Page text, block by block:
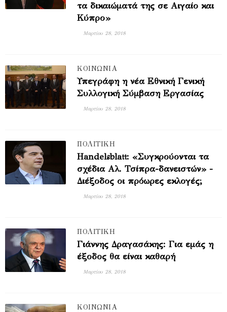
τα δικαιώματά της σε Αιγαίο και
Κύπρο»
Μαρτίου 28, 2018
ΚΟΙΝΩΝΙΑ
Υπεγράφη η νέα Εθνική Γενική
Συλλογική Σύμβαση Εργασίας
Μαρτίου 28, 2018
ΠΟΛΙΤΙΚΗ
Handelsblatt: «Συγκρούονται τα
σχέδια Αλ. Τσίπρα-δανειστών» -
Διέξοδος οι πρόωρες εκλογές;
Μαρτίου 28, 2018
ΠΟΛΙΤΙΚΗ
Γιάννης Δραγασάκης: Για εμάς η
έξοδος θα είναι καθαρή
Μαρτίου 28, 2018
ΚΟΙΝΩΝΙΑ